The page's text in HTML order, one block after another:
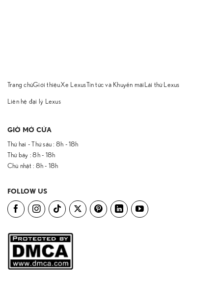
Trang chủGiới thiệuXe LexusTin tức và Khuyến mãi Lái thử Lexus
Liên hệ đại lý Lexus
GIỜ MỞ CỬA
Thứ hai - Thứ sáu : 8h - 18h
Thứ bảy : 8h - 18h
Chủ nhật : 8h - 18h
FOLLOW US